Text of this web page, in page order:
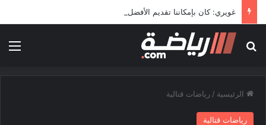
غويري: كان بإمكاننا تقديم الأفضل في المونديال
بحث عن
الرئيسية / رياضات قتالية
رياضات قتالية